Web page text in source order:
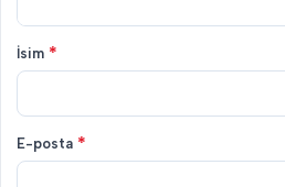
İsim *
E-posta *